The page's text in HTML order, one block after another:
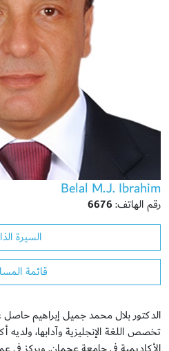
Belal M.J. Ibrahim
رقم الهاتف:6676
السيرة
قائمة
الدكتور بلال محمد جميل إبراهيم حاصل